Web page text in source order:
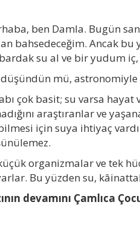
ben Damla. Bugün
bahsedeceğim. Ancak bu
su al ve bir yudum iç,
mü, astronomiyle
çok basit; su varsa
araştıranlar ve
için suya ihtiyaç
organizmalar ve tek
Bu yüzden su,
devamını Çamlıca